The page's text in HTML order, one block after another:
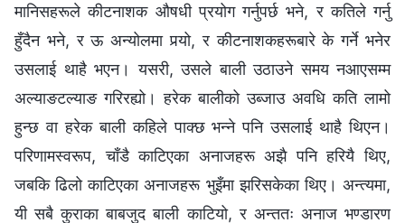
मानिसहरूले कीटनाशक औषधी प्रयोग गर्नुपर्छ भने, र कतिले गर्नु
हुँदैन भने, र ऊ अन्योलमा पर्‍यो, र कीटनाशकहरूबारे के गर्ने भनेर
उसलाई थाहै भएन। यसरी, उसले बाली उठाउने समय नआएसम्म
अल्याङटल्याङ गरिरह्यो। हरेक बालीको उब्जाउ अवधि कति लामो
हुन्छ वा हरेक बाली कहिले पाक्छ भन्‍ने पनि उसलाई थाहै थिएन।
परिणामस्वरूप, चाँडै काटिएका अनाजहरू अझै पनि हरियै थिए,
जबकि ढिलो काटिएका अनाजहरू भुइँमा झरिसकेका थिए। अन्त्यमा,
यी सबै कुराका बाबजुद बाली काटियो, र अन्ततः अनाज भण्डारण